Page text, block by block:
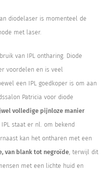
diodelaser is momenteel de
met laser.
van IPL ontharing. Diode
voordelen en is veel
een IPL goedkoper is om aan
Patricia voor diode
volledige pijnloze manier
staat er nl. om bekend
kan het ontharen met een
van blank tot negroïde, terwijl dit
met een lichte huid en